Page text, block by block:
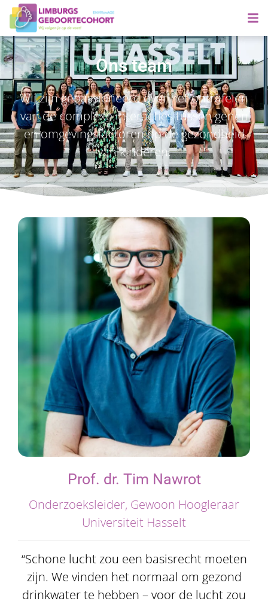
Ons team
Wij zijn gepassioneerd over het ontrafelen
van de complexe interacties tussen genen
en omgevingsfactoren op de gezondheid
van kinderen.
Prof. dr. Tim Nawrot
Onderzoeksleider, Gewoon Hoogleraar
Universiteit Hasselt
“Schone lucht zou een basisrecht moeten
zijn. We vinden het normaal om gezond
drinkwater te hebben – voor de lucht zou